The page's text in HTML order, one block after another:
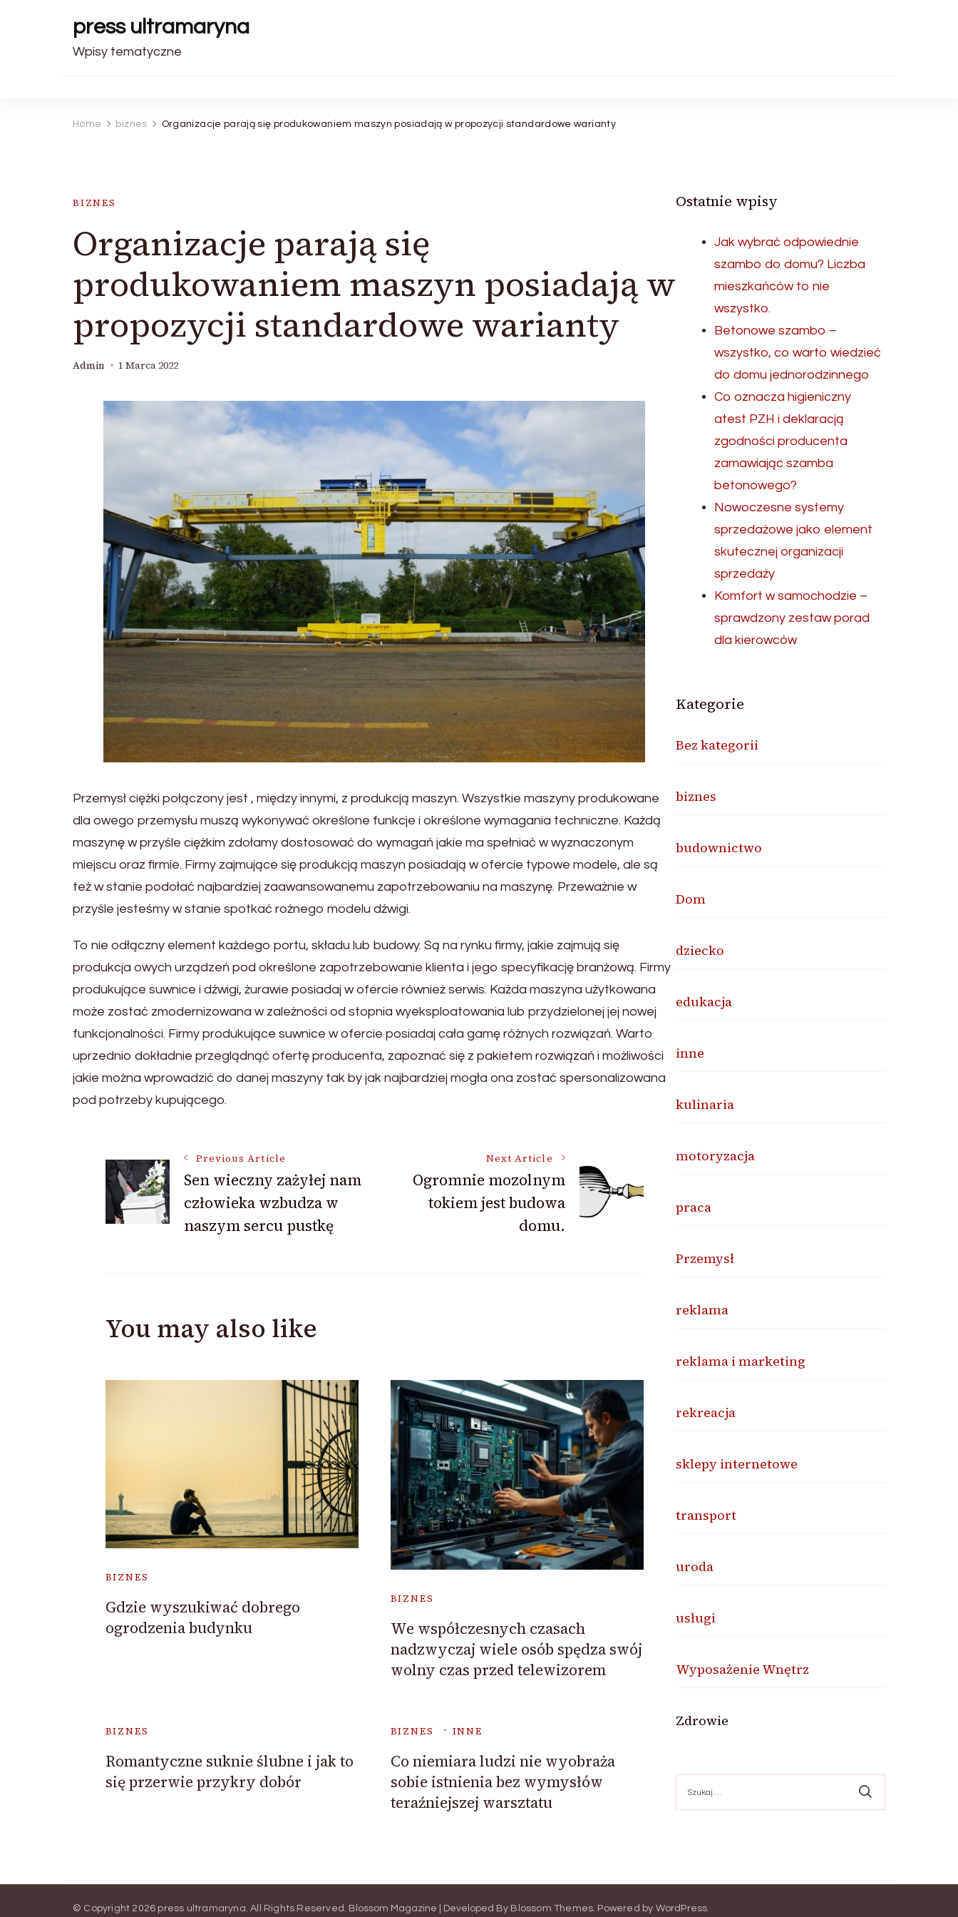
press ultramaryna
Wpisy tematyczne
Home biznes Organizacje parają się produkowaniem maszyn posiadają w propozycji standardowe warianty
BIZNES
Organizacje parają się
produkowaniem maszyn posiadają w
propozycji standardowe warianty
Admin 1 Marca 2022
Przemysł ciężki połączony jest , między innymi, z produkcją maszyn. Wszystkie maszyny produkowane
dla owego przemysłu muszą wykonywać określone funkcje i określone wymagania techniczne. Każdą
maszynę w przyśle ciężkim zdołamy dostosować do wymagań jakie ma spełniać w wyznaczonym
miejscu oraz firmie. Firmy zajmujące się produkcją maszyn posiadają w ofercie typowe modele, ale są
też w stanie podołać najbardziej zaawansowanemu zapotrzebowaniu na maszynę. Przeważnie w
przyśle jesteśmy w stanie spotkać rożnego modelu dźwigi.
To nie odłączny element każdego portu, składu lub budowy. Są na rynku firmy, jakie zajmują się
produkcja owych urządzeń pod określone zapotrzebowanie klienta i jego specyfikację branżową. Firmy
produkujące suwnice i dźwigi, żurawie posiadaj w ofercie również serwis. Każda maszyna użytkowana
może zostać zmodernizowana w zależności od stopnia wyeksploatowania lub przydzielonej jej nowej
funkcjonalności. Firmy produkujące suwnice w ofercie posiadaj cała gamę różnych rozwiązań. Warto
uprzednio dokładnie przeglądnąć ofertę producenta, zapoznać się z pakietem rozwiązań i możliwości
jakie można wprowadzić do danej maszyny tak by jak najbardziej mogła ona zostać spersonalizowana
pod potrzeby kupującego.
Post
Navigation
Previous Article
Sen wieczny zażyłej nam
człowieka wzbudza w
naszym sercu pustkę
Next Article
Ogromnie mozolnym
tokiem jest budowa
domu.
You may also like
BIZNES
Gdzie wyszukiwać dobrego
ogrodzenia budynku
BIZNES
We współczesnych czasach
nadzwyczaj wiele osób spędza swój
wolny czas przed telewizorem
BIZNES
Romantyczne suknie ślubne i jak to
się przerwie przykry dobór
BIZNES INNE
Co niemiara ludzi nie wyobraża
sobie istnienia bez wymysłów
teraźniejszej warsztatu
Ostatnie wpisy
Jak wybrać odpowiednie
szambo do domu? Liczba
mieszkańców to nie
wszystko.
Betonowe szambo –
wszystko, co warto wiedzieć
do domu jednorodzinnego
Co oznacza higieniczny
atest PZH i deklaracją
zgodności producenta
zamawiając szamba
betonowego?
Nowoczesne systemy
sprzedażowe jako element
skutecznej organizacji
sprzedaży
Komfort w samochodzie –
sprawdzony zestaw porad
dla kierowców
Kategorie
Bez kategorii
biznes
budownictwo
Dom
dziecko
edukacja
inne
kulinaria
motoryzacja
praca
Przemysł
reklama
reklama i marketing
rekreacja
sklepy internetowe
transport
uroda
usługi
Wyposażenie Wnętrz
Zdrowie
© Copyright 2026 press ultramaryna. All Rights Reserved. Blossom Magazine | Developed By Blossom Themes. Powered by WordPress.